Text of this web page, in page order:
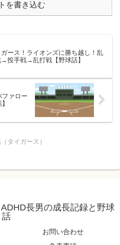
を書き込む
ガース！ライオンズに勝ち越し！乱
投手戦→乱打戦【野球話】
ファロー
タイガース）
長男の成長記録と野球
話
お問い合わせ